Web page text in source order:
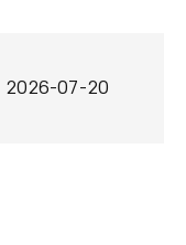
2026-07-20